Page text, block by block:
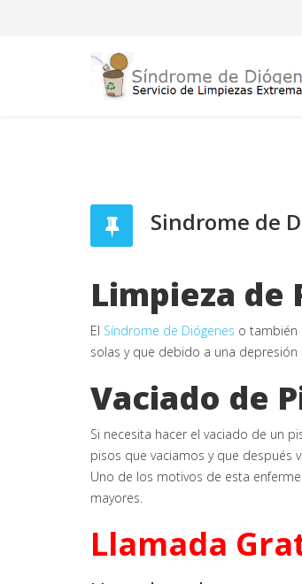
Sindrome de
Limpieza de
El Síndrome de Diógenes o también
solas y que debido a una
Vaciado de
Si necesita hacer el vaciado de un
pisos que vaciamos y que después
Uno de los motivos de esta
mayores.
Llamada